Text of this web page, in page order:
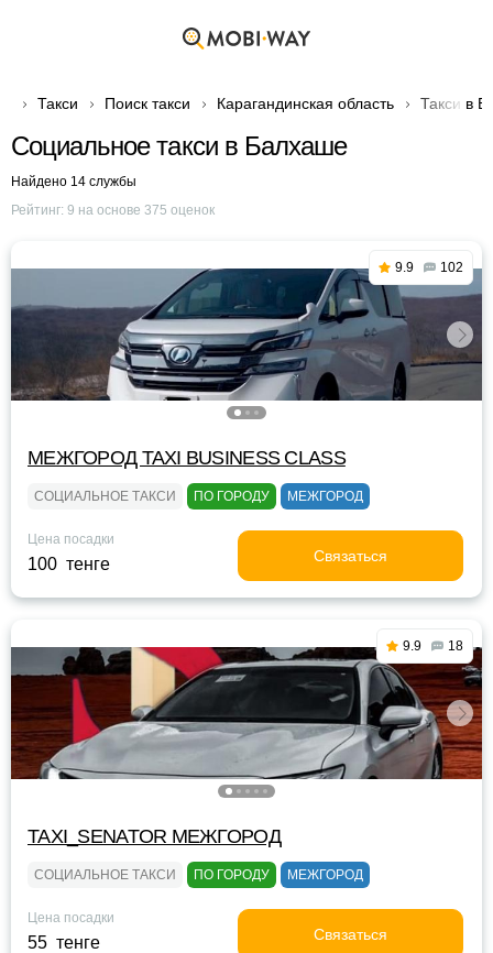
Такси Поиск такси Карагандинская область Такси в
Социальное такси в Балхаше
Найдено 14 службы
Рейтинг: 9 на основе 375 оценок
9.9 102
МЕЖГОРОД TAXI BUSINESS CLASS
СОЦИАЛЬНОЕ ТАКСИ ПО ГОРОДУ МЕЖГОРОД
Цена посадки
100 тенге Связаться
9.9 18
TAXI_SENATOR МЕЖГОРОД
СОЦИАЛЬНОЕ ТАКСИ ПО ГОРОДУ МЕЖГОРОД
Цена посадки
55 тенге Связаться